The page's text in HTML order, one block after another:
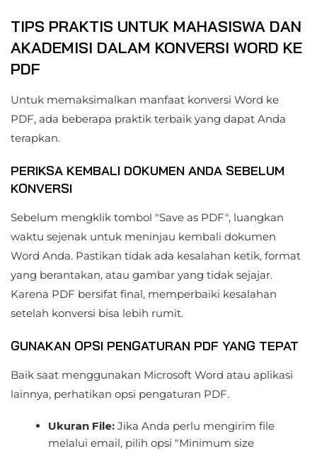
TIPS PRAKTIS UNTUK MAHASISWA DAN
AKADEMISI DALAM KONVERSI WORD KE
PDF
Untuk memaksimalkan manfaat konversi Word ke
PDF, ada beberapa praktik terbaik yang dapat Anda
terapkan.
PERIKSA KEMBALI DOKUMEN ANDA SEBELUM
KONVERSI
Sebelum mengklik tombol "Save as PDF", luangkan
waktu sejenak untuk meninjau kembali dokumen
Word Anda. Pastikan tidak ada kesalahan ketik, format
yang berantakan, atau gambar yang tidak sejajar.
Karena PDF bersifat final, memperbaiki kesalahan
setelah konversi bisa lebih rumit.
GUNAKAN OPSI PENGATURAN PDF YANG TEPAT
Baik saat menggunakan Microsoft Word atau aplikasi
lainnya, perhatikan opsi pengaturan PDF.
Ukuran File: Jika Anda perlu mengirim file
melalui email, pilih opsi "Minimum size